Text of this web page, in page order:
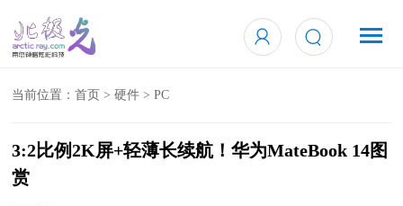
当前位置：首页 >硬件 >PC
3:2比例2K屏+轻薄长续航！华为MateBook 14图
赏